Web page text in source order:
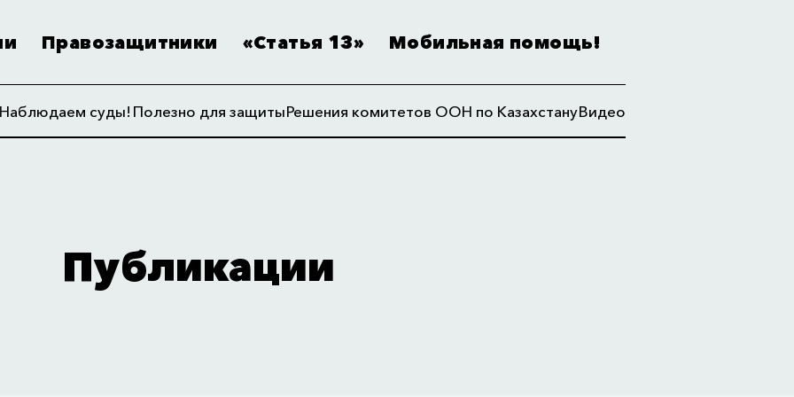
Правозащитники «Статья 13» Мобильная помощь!
Наблюдаем суды! Полезно для защитыРешения комитетов ООН по КазахстануВидео
Публикации